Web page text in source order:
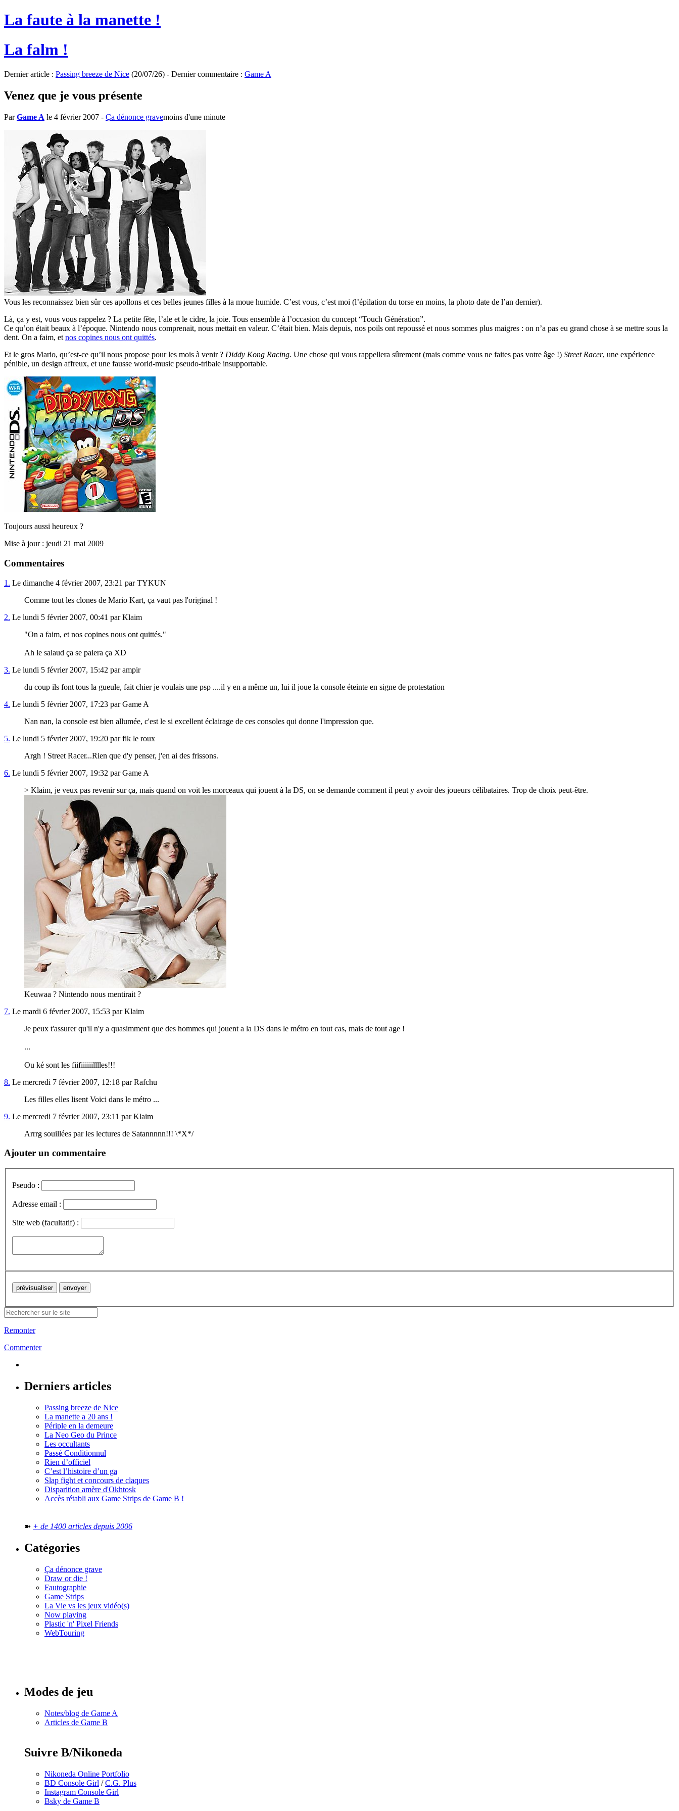
La faute à la manette !
La falm !
Dernier article : Passing breeze de Nice (20/07/26) - Dernier commentaire : Game A
Venez que je vous présente
ParGame A le 4 février 2007 - Ça dénonce gravemoins d'une minute
Vous les reconnaissez bien sûr ces apollons et ces belles jeunes filles à la moue humide. C’est vous, c’est moi (l’épilation du torse en moins, la photo date de l’an dernier).
Là, ça y est, vous vous rappelez ? La petite fête, l’ale et le cidre, la joie. Tous ensemble à l’occasion du concept “Touch Génération”.
Ce qu’on était beaux à l’époque. Nintendo nous comprenait, nous mettait en valeur. C’était bien. Mais depuis, nos poils ont repoussé et nous sommes plus maigres : on n’a pas eu grand chose à se mettre sous la
dent. On a faim, et nos copines nous ont quittés.
Et le gros Mario, qu’est-ce qu’il nous propose pour les mois à venir ? Diddy Kong Racing. Une chose qui vous rappellera sûrement (mais comme vous ne faites pas votre âge !) Street Racer, une expérience
pénible, un design affreux, et une fausse world-music pseudo-tribale insupportable.
Toujours aussi heureux ?
Mise à jour : jeudi 21 mai 2009
Commentaires
1. Le dimanche 4 février 2007, 23:21 par TYKUN
Comme tout les clones de Mario Kart, ça vaut pas l'original !
2. Le lundi 5 février 2007, 00:41 par Klaim
"On a faim, et nos copines nous ont quittés."
Ah le salaud ça se paiera ça XD
3. Le lundi 5 février 2007, 15:42 par ampir
du coup ils font tous la gueule, fait chier je voulais une psp ....il y en a même un, lui il joue la console éteinte en signe de protestation
4. Le lundi 5 février 2007, 17:23 par Game A
Nan nan, la console est bien allumée, c'est le si excellent éclairage de ces consoles qui donne l'impression que.
5. Le lundi 5 février 2007, 19:20 par fik le roux
Argh ! Street Racer...Rien que d'y penser, j'en ai des frissons.
6. Le lundi 5 février 2007, 19:32 par Game A
> Klaim, je veux pas revenir sur ça, mais quand on voit les morceaux qui jouent à la DS, on se demande comment il peut y avoir des joueurs célibataires. Trop de choix peut-être.
Keuwaa ? Nintendo nous mentirait ?
7. Le mardi 6 février 2007, 15:53 par Klaim
Je peux t'assurer qu'il n'y a quasimment que des hommes qui jouent a la DS dans le métro en tout cas, mais de tout age !
...
Ou ké sont les fiifiiiiiilllles!!!
8. Le mercredi 7 février 2007, 12:18 par Rafchu
Les filles elles lisent Voici dans le métro ...
9. Le mercredi 7 février 2007, 23:11 par Klaim
Arrrg souillées par les lectures de Satannnnn!!! \*X*/
Ajouter un commentaire
Pseudo :
Adresse email :
Site web (facultatif) :
Remonter
Commenter
Derniers articles
Passing breeze de Nice
La manette a 20 ans !
Périple en la demeure
La Neo Geo du Prince
Les occultants
Passé Conditionnul
Rien d’officiel
C’est l’histoire d’un ga
Slap fight et concours de claques
Disparition amère d'Okhtosk
Accès rétabli aux Game Strips de Game B !
➽ + de 1400 articles depuis 2006
Catégories
Ça dénonce grave
Draw or die !
Fautographie
Game Strips
La Vie vs les jeux vidéo(s)
Now playing
Plastic 'n' Pixel Friends
WebTouring
Modes de jeu
Notes/blog de Game A
Articles de Game B
Suivre B/Nikoneda
Nikoneda Online Portfolio
BD Console Girl /C.G. Plus
Instagram Console Girl
Bsky de Game B